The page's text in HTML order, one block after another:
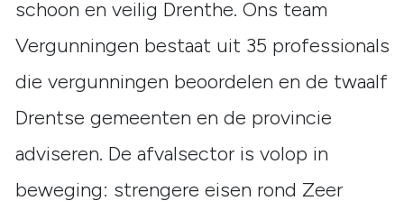
schoon en veilig Drenthe. Ons team
Vergunningen bestaat uit 35 professionals
die vergunningen beoordelen en de twaalf
Drentse gemeenten en de provincie
adviseren. De afvalsector is volop in
beweging: strengere eisen rond Zeer